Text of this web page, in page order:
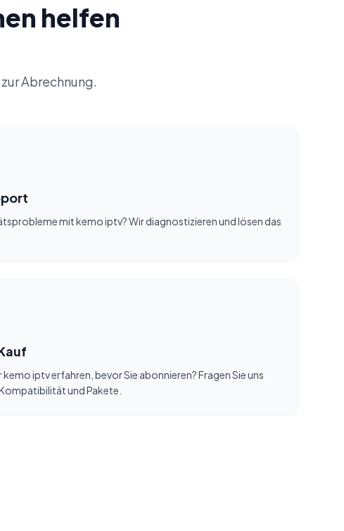
helfen
Abrechnung.
mit kemo iptv? Wir diagnostizieren und lösen das
iptv erfahren, bevor Sie abonnieren? Fragen Sie uns
und Pakete.